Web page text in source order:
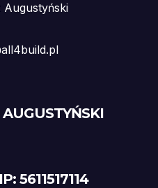
Augustyński
5611517114